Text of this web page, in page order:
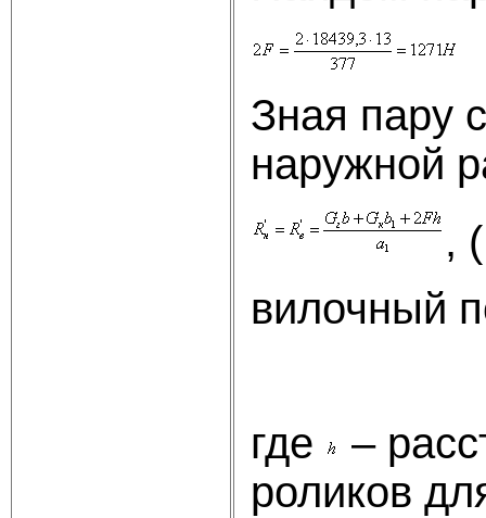
Зная пару
наружной
,
вилочный
где
–
роликов